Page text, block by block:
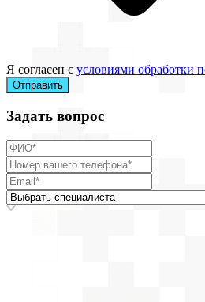
Я согласен с условиями обработки
Отправить
Задать вопрос